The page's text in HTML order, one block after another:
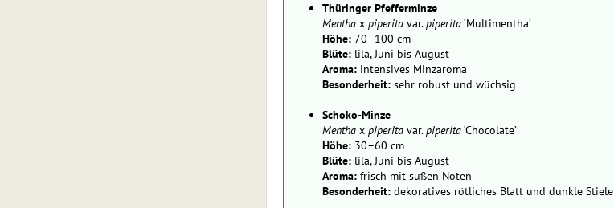
Thüringer Pfefferminze
Menthax piperitavar.piperita‘Multimentha’
Höhe:70–100 cm
Blüte:lila, Juni bis August
Aroma: intensives Minzaroma
Besonderheit:sehr robust und wüchsig
Schoko-Minze
Menthax piperitavar.piperita‘Chocolate’
Höhe:30–60 cm
Blüte:lila, Juni bis August
Aroma:frisch mit süßen Noten
Besonderheit:dekoratives rötliches Blatt und dunkle Stiele